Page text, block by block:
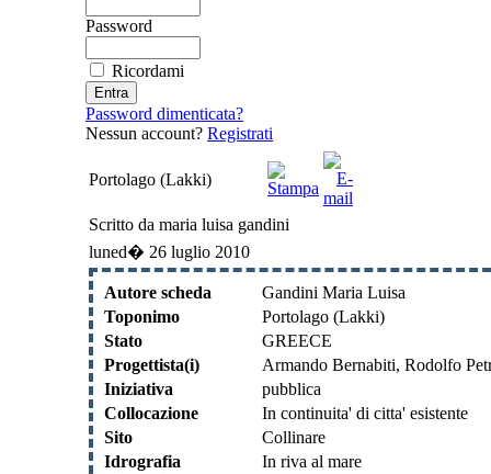
Password
Ricordami
Password dimenticata?
Nessun account? Registrati
Portolago (Lakki)
Scritto da maria luisa gandini
luned� 26 luglio 2010
Autore scheda
Gandini Maria Luisa
Toponimo
Portolago (Lakki)
Stato
GREECE
Progettista(i)
Armando Bernabiti, Rodolfo
Iniziativa
pubblica
Collocazione
In continuita' di citta' esistente
Sito
Collinare
Idrografia
In riva al mare